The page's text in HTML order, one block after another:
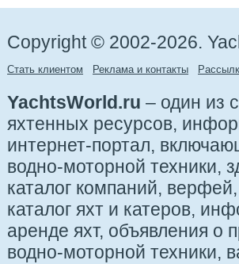
Copyright © 2002-2026.
Стать клиентом Реклама и контакты
YachtsWorld.ru – один из
яхтенных ресурсов,
интернет-портал,
водно-моторной техники,
каталог компаний,
каталог яхт и катеров,
аренде яхт, объявления о
водно-моторной техники,